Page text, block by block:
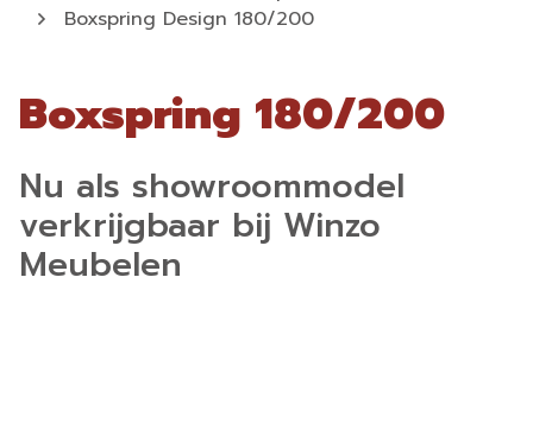
Boxspring Design 180/200
Boxspring 180/200
Nu als showroommodel
verkrijgbaar bij Winzo
Meubelen